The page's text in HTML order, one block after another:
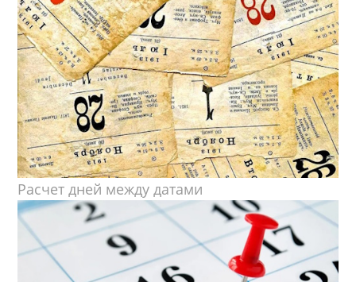
Расчет дней между датами